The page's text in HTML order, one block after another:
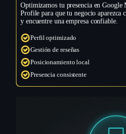
Optimizamos tu presencia en Google
Profile para que tu negocio aparezca
y encuentre una empresa confiable.
Perfil optimizado
Gestión de reseñas
Posicionamiento local
Presencia consistente